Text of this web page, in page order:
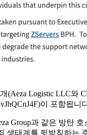
Logistic LLC와
이 포함됩니
Group과 같은 방탄
태계를 뒷받침하는